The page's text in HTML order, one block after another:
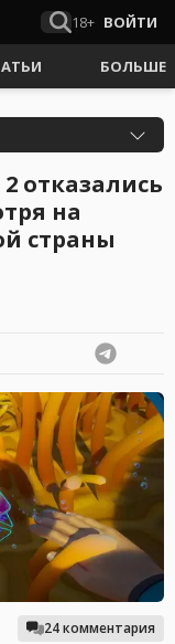
18+ ВОЙТИ
БОЛЬШЕ
отказались
на
страны
24 комментария